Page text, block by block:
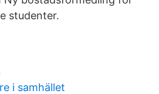
studenter.
i samhället